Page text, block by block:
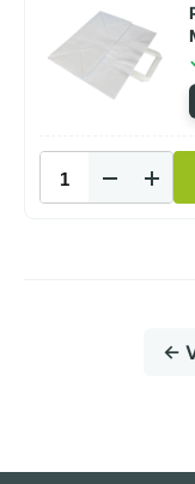
22x11x27cm
500
Stuks
Tas
Snacktas
←